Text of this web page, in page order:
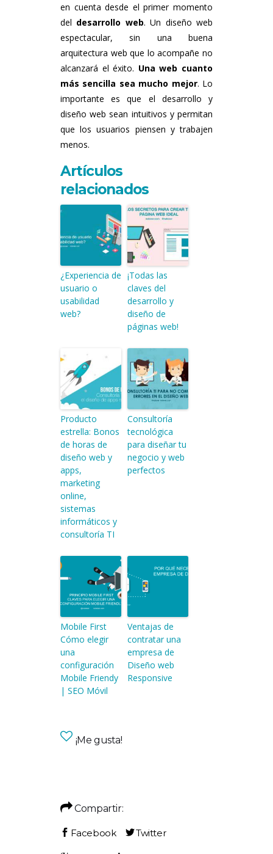
en cuenta desde el primer momento
del desarrollo web. Un diseño web
espectacular, sin una buena
arquitectura web que lo acompañe no
alcanzará el éxito. Una web cuanto
más sencilla sea mucho mejor. Lo
importante es que el desarrollo y
diseño web sean intuitivos y permitan
que los usuarios piensen y trabajen
menos.
Artículos
relacionados
¿Experiencia de
usuario o
usabilidad
web?
¡Todas las
claves del
desarrollo y
diseño de
páginas web!
Producto
estrella: Bonos
de horas de
diseño web y
apps,
marketing
online,
sistemas
informáticos y
consultoría TI
Consultoría
tecnológica
para diseñar tu
negocio y web
perfectos
Mobile First
Cómo elegir
una
configuración
Mobile Friendy
| SEO Móvil
Ventajas de
contratar una
empresa de
Diseño web
Responsive
¡Me gusta!
Compartir: